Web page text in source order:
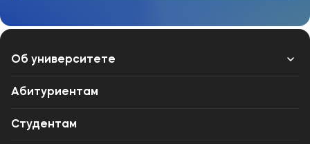
Об университете
Лицензии и документы
Сведения об образовательной организации
Абитуриентам
Студентам